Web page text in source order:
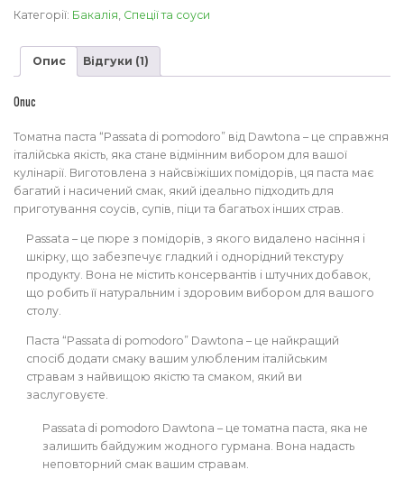
di
Dawtona
кількість
Категорії: Бакалія Спеції та соуси
Опис Відгуки (1)
Опис
Томатна паста “Passata di pomodoro” від Dawtona – це справжня
італійська якість, яка стане відмінним вибором для вашої
кулінарії. Виготовлена з найсвіжіших помідорів, ця паста має
багатий і насичений смак, який ідеально підходить для
приготування соусів, супів, піци та багатьох інших страв.
Passata – це пюре з помідорів, з якого видалено насіння і
шкірку, що забезпечує гладкий і однорідний текстуру
продукту. Вона не містить консервантів і штучних добавок,
що робить її натуральним і здоровим вибором для вашого
столу.
Паста “Passata di pomodoro” Dawtona – це найкращий
спосіб додати смаку вашим улюбленим італійським
стравам з найвищою якістю та смаком, який ви
заслуговуєте.
Passata di pomodoro Dawtona – це томатна паста, яка не
залишить байдужим жодного гурмана. Вона надасть
неповторний смак вашим стравам.